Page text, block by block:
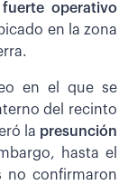
operativo
en la zona
en el que se
del recinto
la presunción
hasta el
no confirmaron